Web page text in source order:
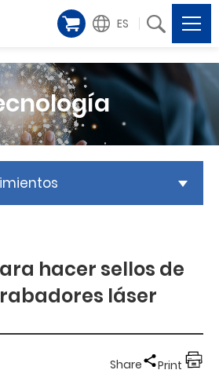
ES
hacer sellos de
láser
Share Print